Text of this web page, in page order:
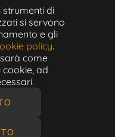
strumenti di
si servono
e gli
policy.
come
cookie, ad